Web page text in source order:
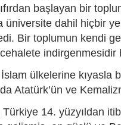
başlayan bir
üniversite dahil hiçbir
Bir toplumun kendi
indirgenmesidir
ülkelerine kıyasla
Atatürk’ün ve
Türkiye 14. yüzyıldan